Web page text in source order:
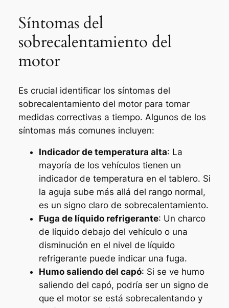
Síntomas del
sobrecalentamiento del
motor
Es crucial identificar los síntomas del
sobrecalentamiento del motor para tomar
medidas correctivas a tiempo. Algunos de los
síntomas más comunes incluyen:
Indicador de temperatura alta: La
mayoría de los vehículos tienen un
indicador de temperatura en el tablero. Si
la aguja sube más allá del rango normal,
es un signo claro de sobrecalentamiento.
Fuga de líquido refrigerante: Un charco
de líquido debajo del vehículo o una
disminución en el nivel de líquido
refrigerante puede indicar una fuga.
Humo saliendo del capó: Si se ve humo
saliendo del capó, podría ser un signo de
que el motor se está sobrecalentando y